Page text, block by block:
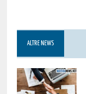
ALTRE NEWS